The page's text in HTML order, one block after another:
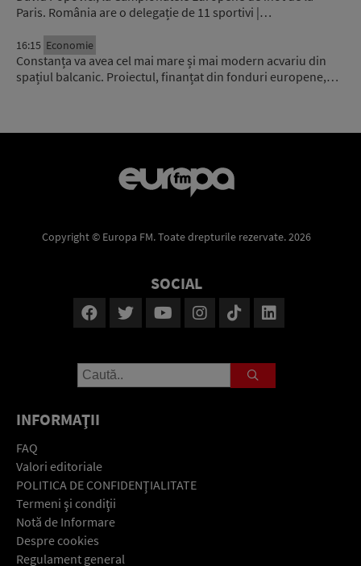
Paris. România are o delegație de 11 sportivi |…
16:15 Economie
Constanța va avea cel mai mare și mai modern acvariu din
spațiul balcanic. Proiectul, finanțat din fonduri europene,…
Copyright © Europa FM. Toate drepturile rezervate. 2026
SOCIAL
INFORMAŢII
FAQ
Valori editoriale
POLITICA DE CONFIDENŢIALITATE
Termeni şi condiţii
Notă de Informare
Despre cookies
Regulament general